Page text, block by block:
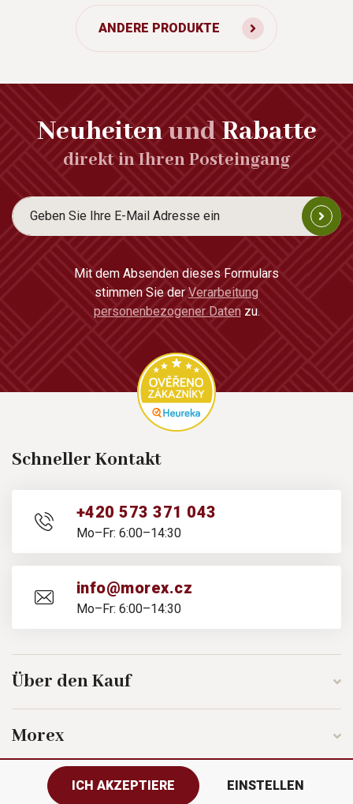
ANDERE PRODUKTE
NeuheitenundRabatte
direkt in Ihren Posteingang
Mit dem Absenden dieses Formulars
stimmen Sie der Verarbeitung
personenbezogener Daten zu.
Schneller Kontakt
+420 573 371 043
Mo–Fr: 6:00–14:30
info@morex.cz
Mo–Fr: 6:00–14:30
Über den Kauf
Morex
ICH AKZEPTIERE EINSTELLEN